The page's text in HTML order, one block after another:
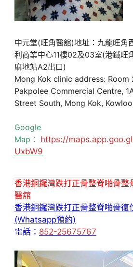
中元堂(旺角醫舘)地址：九龍旺角
利商業中心11樓02及03室(港鐵旺
麻地站A2出口)
Mong Kok clinic address: Room
Pakpolee Commercial Centre,
Street South, Mong Kok,
Google
Map： https://
UxbW9
香港銅鑼灣跌打正骨整脊啪骨整
醫舘
香港銅鑼灣跌打正骨整脊啪骨復
(Whatsapp預約)
電話： 852-25675767